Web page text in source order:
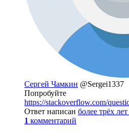
Сергей Чамкин @Sergei1337
Попробуйте
https://stackoverflow.com/
Ответ написан более трёх
1 комментарий